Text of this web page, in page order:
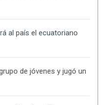
al país el ecuatoriano
de jóvenes y jugó un